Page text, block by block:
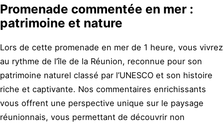
Promenade commentée en mer :
patrimoine et nature
Lors de cette promenade en mer de 1 heure, vous vivrez
au rythme de l’île de la Réunion, reconnue pour son
patrimoine naturel classé par l’UNESCO et son histoire
riche et captivante. Nos commentaires enrichissants
vous offrent une perspective unique sur le paysage
réunionnais, vous permettant de découvrir non